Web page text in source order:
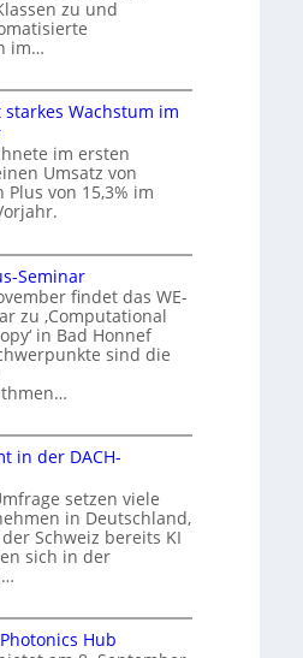
zu und
im…
starkes Wachstum im
im ersten
Umsatz von
Plus von 15,3% im
Seminar
findet das WE-
zu ‚Computational
in Bad Honnef
sind die
in der DACH-
setzen viele
in Deutschland,
Schweiz bereits KI
sich in der
Hub